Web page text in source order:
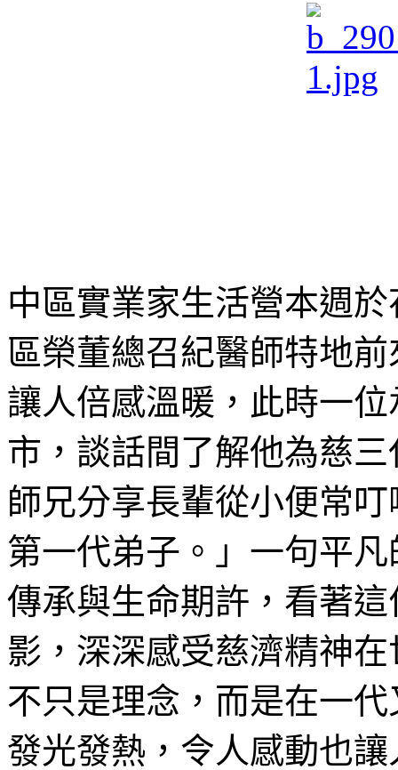
中區實業家生活營本週
區榮董總召紀醫師特地
讓人倍感溫暖，此時一
市，談話間了解他為慈
師兄分享長輩從小便常
第一代弟子。」一句平
傳承與生命期許，看著
影，深深感受慈濟精神
不只是理念，而是在一
發光發熱，令人感動也